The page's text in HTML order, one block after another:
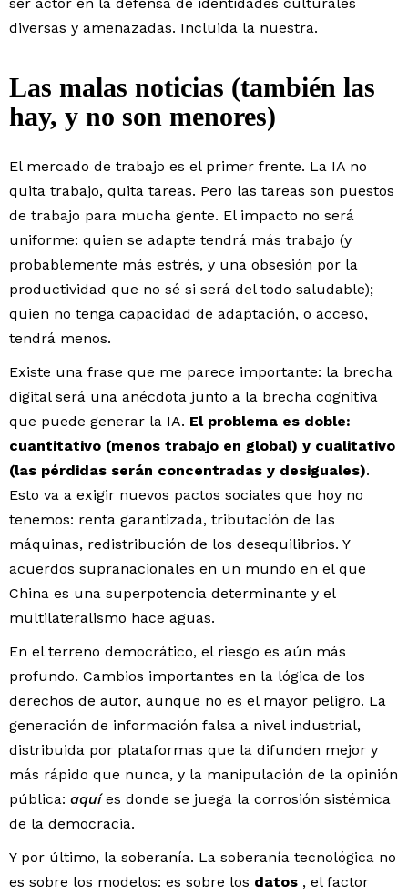
diversas y amenazadas. Incluida la nuestra.
Las malas noticias (también las
hay, y no son menores)
El mercado de trabajo es el primer frente. La IA no
quita trabajo, quita tareas. Pero las tareas son puestos
de trabajo para mucha gente. El impacto no será
uniforme: quien se adapte tendrá más trabajo (y
probablemente más estrés, y una obsesión por la
productividad que no sé si será del todo saludable);
quien no tenga capacidad de adaptación, o acceso,
tendrá menos.
Existe una frase que me parece importante: la brecha
digital será una anécdota junto a la brecha cognitiva
que puede generar la IA. El problema es doble:
cuantitativo (menos trabajo en global) y cualitativo
(las pérdidas serán concentradas y desiguales).
Esto va a exigir nuevos pactos sociales que hoy no
tenemos: renta garantizada, tributación de las
máquinas, redistribución de los desequilibrios. Y
acuerdos supranacionales en un mundo en el que
China es una superpotencia determinante y el
multilateralismo hace aguas.
En el terreno democrático, el riesgo es aún más
profundo. Cambios importantes en la lógica de los
derechos de autor, aunque no es el mayor peligro. La
generación de información falsa a nivel industrial,
distribuida por plataformas que la difunden mejor y
más rápido que nunca, y la manipulación de la opinión
pública: aquíes donde se juega la corrosión sistémica
de la democracia.
Y por último, la soberanía. La soberanía tecnológica no
es sobre los modelos: es sobre los datos , el factor